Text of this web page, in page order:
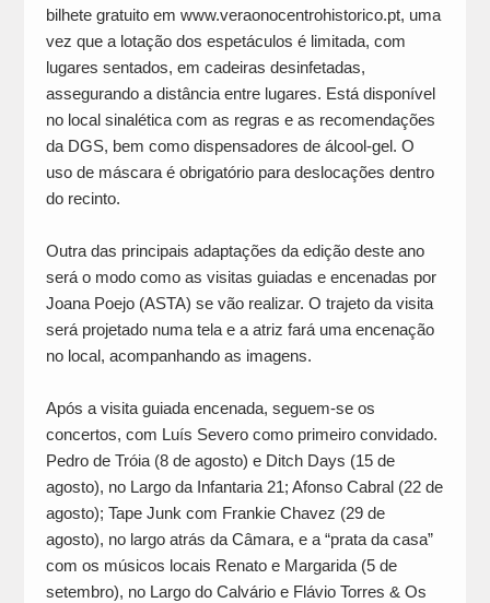
bilhete gratuito em www.veraonocentrohistorico.pt, uma
vez que a lotação dos espetáculos é limitada, com
lugares sentados, em cadeiras desinfetadas,
assegurando a distância entre lugares. Está disponível
no local sinalética com as regras e as recomendações
da DGS, bem como dispensadores de álcool-gel. O
uso de máscara é obrigatório para deslocações dentro
do recinto.
Outra das principais adaptações da edição deste ano
será o modo como as visitas guiadas e encenadas por
Joana Poejo (ASTA) se vão realizar. O trajeto da visita
será projetado numa tela e a atriz fará uma encenação
no local, acompanhando as imagens.
Após a visita guiada encenada, seguem-se os
concertos, com Luís Severo como primeiro convidado.
Pedro de Tróia (8 de agosto) e Ditch Days (15 de
agosto), no Largo da Infantaria 21; Afonso Cabral (22 de
agosto); Tape Junk com Frankie Chavez (29 de
agosto), no largo atrás da Câmara, e a “prata da casa”
com os músicos locais Renato e Margarida (5 de
setembro), no Largo do Calvário e Flávio Torres & Os